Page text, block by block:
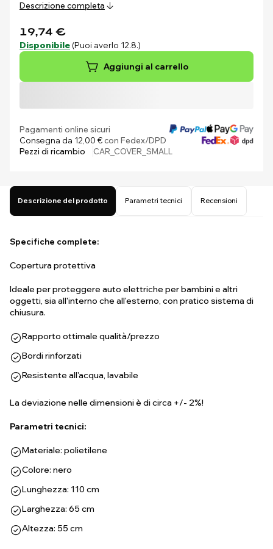
Descrizione completa
19,74 €
Disponibile (Puoi averlo 12.8.)
Aggiungi al carrello
Pagamenti online sicuri
Consegna da 12,00 €con Fedex/DPD
Pezzi di ricambio
CAR_COVER_SMALL
Descrizione del prodotto Parametri tecnici Recensioni
Specifiche complete:
Copertura protettiva
Ideale per proteggere auto elettriche per bambini e altri
oggetti, sia all'interno che all'esterno, con pratico sistema di
chiusura.
Rapporto ottimale qualità/prezzo
Bordi rinforzati
Resistente all'acqua, lavabile
La deviazione nelle dimensioni è di circa +/- 2%!
Parametri tecnici:
Materiale: polietilene
Colore: nero
Lunghezza: 110 cm
Larghezza: 65 cm
Altezza: 55 cm